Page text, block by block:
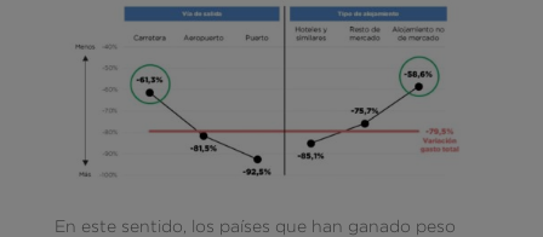
En este sentido, los países que han ganado peso